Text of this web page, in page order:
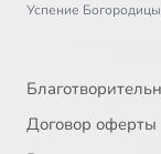
Успение Богородицы
Договор оферты